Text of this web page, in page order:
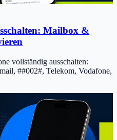
Mailbox &
vollständig ausschalten:
##002#, Telekom, Vodafone,